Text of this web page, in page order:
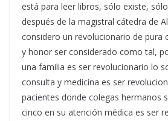
está para leer libros, sólo existe,
después de la magistral cátedra de
considero un revolucionario de pura
y honor ser considerado como tal,
una familia es ser revolucionario lo
consulta y medicina es ser
pacientes donde colegas hermanos
cinco en su atención médica es ser